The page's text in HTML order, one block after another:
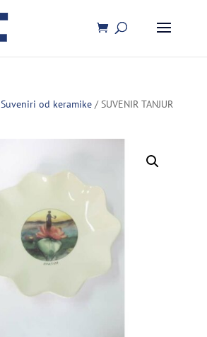
Suveniri od keramike/ SUVENIR TANJUR